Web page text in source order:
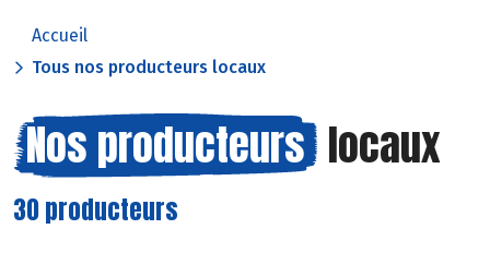
Accueil
Tous nos producteurs locaux
Nos producteurs locaux
30 producteurs